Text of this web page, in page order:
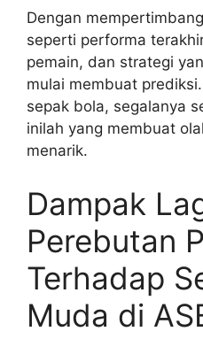
Dengan
seperti performa
pemain, dan strategi
mulai membuat
sepak bola, segalanya
inilah yang membuat
menarik.
Dampak
Perebutan
Terhadap
Muda di